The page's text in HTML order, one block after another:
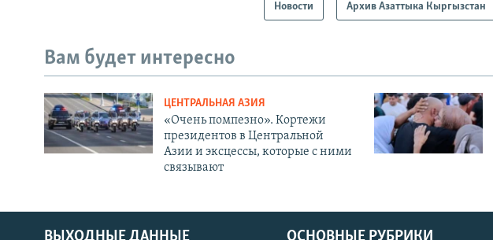
Новости Архив Азаттыка Кыргызстан
Вам будет интересно
ЦЕНТРАЛЬНАЯ АЗИЯ
«Очень помпезно». Кортежи
президентов в Центральной
Азии и эксцессы, которые с ними
связывают
ВЫХОДНЫЕ ДАННЫЕ ОСНОВНЫЕ РУБРИКИ